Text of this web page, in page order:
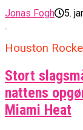
Jonas Fogh
5.
Houston
Stort
nattens
Miami Heat